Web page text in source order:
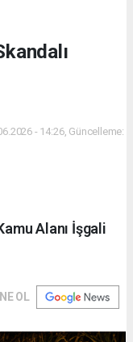
- 14:26, Güncelleme:
Alanı İşgali
OL